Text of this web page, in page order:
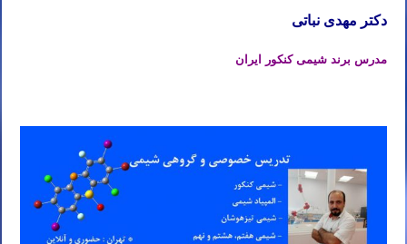
دکتر مهدی نباتی
مدرس برند شیمی کنکور ایران